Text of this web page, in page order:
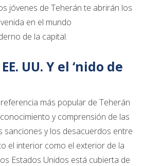
jóvenes de Teherán te abrirán los
en el mundo
de la capital.
UU. Y el ‘nido de
más popular de Teherán
y comprensión de las
sanciones y los desacuerdos entre
el interior como el exterior de la
Estados Unidos está cubierta de